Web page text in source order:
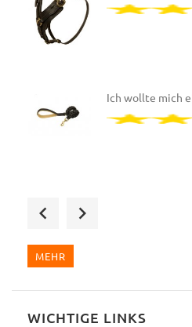
Ich wollte mich
Ich wollte mich
MEHR
WICHTIGE LINKS